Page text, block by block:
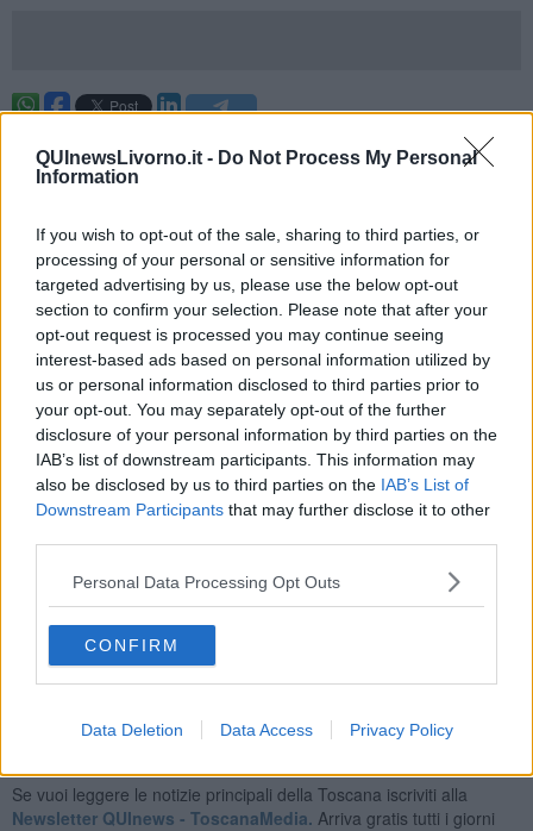
QUInewsLivorno.it - Do Not Process My Personal
Information
If you wish to opt-out of the sale, sharing to third parties, or
processing of your personal or sensitive information for
targeted advertising by us, please use the below opt-out
section to confirm your selection. Please note that after your
opt-out request is processed you may continue seeing
interest-based ads based on personal information utilized by
us or personal information disclosed to third parties prior to
your opt-out. You may separately opt-out of the further
disclosure of your personal information by third parties on the
IAB’s list of downstream participants. This information may
also be disclosed by us to third parties on the IAB’s List of
Downstream Participants that may further disclose it to other
Personal Data Processing Opt Outs
CONFIRM
Data Deletion Data Access Privacy Policy
I volontari della Misericordia di Montenero sono in
azione praticamente da tutta la notte e, dalle prime luci dell’alba,
stanno spalando il fango. La stessa sede e i mezzi della
“Dalle due - racconta la governatriceElena Del Corso- ha iniziato
a piovere fortissimo e si è allagato tutto. E’ venuta giù una colata di
acqua, fango e detriti che ha invaso le strade, allagato i piani bassi
delle case e fatto tantissimi danni. Ci sono auto distrutte, alcune
finite dentro le case, muretti crollati e mezzo metro di fango e detriti
in strada. E’ una situazione tremenda. Stiamo spalando a mano, in
attesa dei mezzi di soccorso più grandi”.
Stanotte è stata aperta la Sala Operativa Regionale delle
Misericordie - hanno fatto sapere dalla Federazione toscana delle
Misericordie -, su richiesta della Regione Toscana, che sta
coordinando i primi interventi dei confratelli ed ha inviato nelle zone
colpite tre nuclei di valutazione da Massa, Versilia e Pisa. A
Montenero sta arrivando anche il presidente regionale delle
Misericordie, Alberto Corsinovi".
Se vuoi leggere le notizie principali della Toscana iscriviti alla
Newsletter QUInews - ToscanaMedia. Arriva gratis tutti i giorni